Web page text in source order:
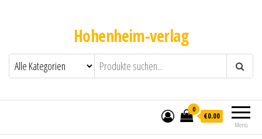
Hohenheim-verlag
Menü
0
€0.00